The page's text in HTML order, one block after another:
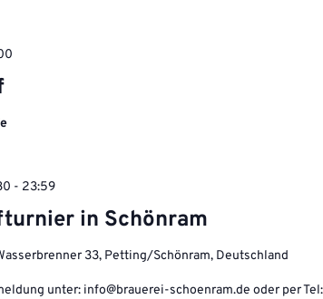
in Schönram
- 23:59
33, Petting/Schönram, Deutschland
unter: info@brauerei-schoenram.de oder per